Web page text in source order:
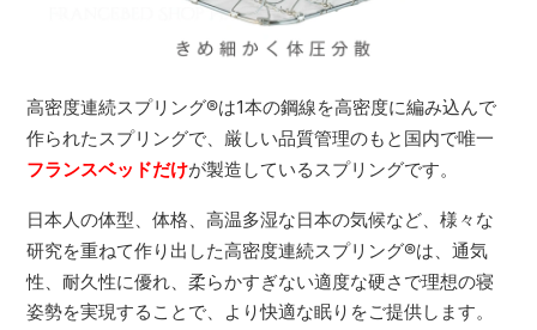
高密度連続スプリング®は1本の鋼線を高密度に編み込んで
作られたスプリングで、厳しい品質管理のもと国内で唯一
フランスベッドだけが製造しているスプリングです。
日本人の体型、体格、高温多湿な日本の気候など、様々な
研究を重ねて作り出した高密度連続スプリング®は、通気
性、耐久性に優れ、柔らかすぎない適度な硬さで理想の寝
姿勢を実現することで、より快適な眠りをご提供します。